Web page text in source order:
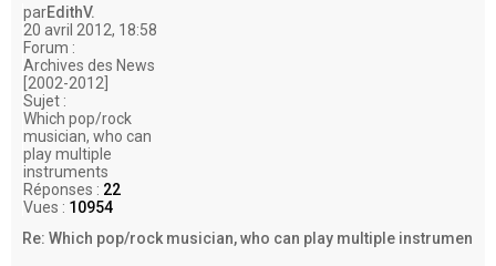
parEdithV.
20 avril 2012, 18:58
Forum :
Archives des News
[2002-2012]
Sujet :
Which pop/rock
musician, who can
play multiple
instruments
Réponses : 22
Vues : 10954
Re: Which pop/rock musician, who can play multiple instrumen